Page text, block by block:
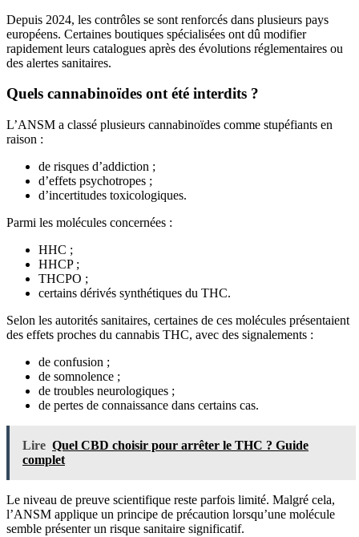
Depuis 2024, les contrôles se sont renforcés dans plusieurs pays
européens. Certaines boutiques spécialisées ont dû modifier
rapidement leurs catalogues après des évolutions réglementaires ou
des alertes sanitaires.
Quels cannabinoïdes ont été interdits ?
L’ANSM a classé plusieurs cannabinoïdes comme stupéfiants en
raison :
de risques d’addiction ;
d’effets psychotropes ;
d’incertitudes toxicologiques.
Parmi les molécules concernées :
HHC ;
HHCP ;
THCPO ;
certains dérivés synthétiques du THC.
Selon les autorités sanitaires, certaines de ces molécules présentaient
des effets proches du cannabis THC, avec des signalements :
de confusion ;
de somnolence ;
de troubles neurologiques ;
de pertes de connaissance dans certains cas.
Lire Quel CBD choisir pour arrêter le THC ? Guide
complet
Le niveau de preuve scientifique reste parfois limité. Malgré cela,
l’ANSM applique un principe de précaution lorsqu’une molécule
semble présenter un risque sanitaire significatif.